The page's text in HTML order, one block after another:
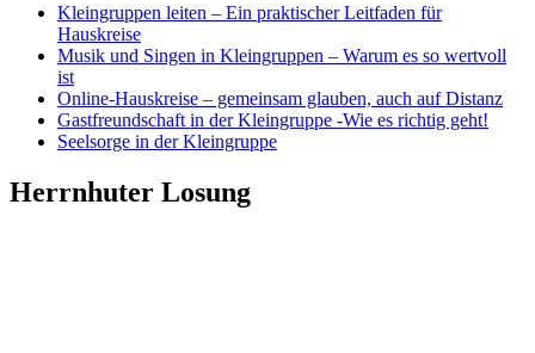
Kleingruppen leiten – Ein praktischer Leitfaden für
Hauskreise
Musik und Singen in Kleingruppen – Warum es so wertvoll
ist
Online-Hauskreise – gemeinsam glauben, auch auf Distanz
Gastfreundschaft in der Kleingruppe -Wie es richtig geht!
Seelsorge in der Kleingruppe
Herrnhuter Losung